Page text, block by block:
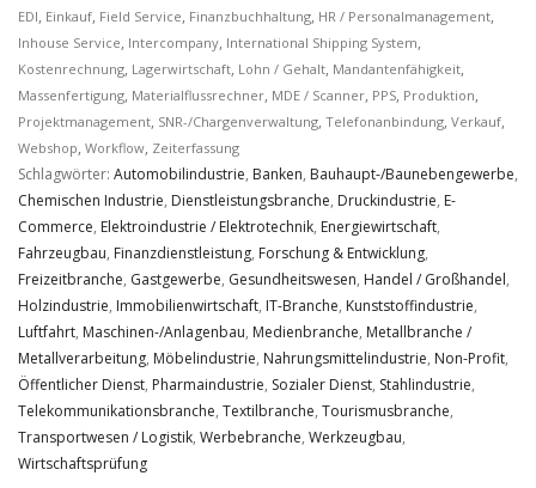
EDI, Einkauf, Field Service, Finanzbuchhaltung, HR / Personalmanagement,
Inhouse Service, Intercompany, International Shipping System,
Kostenrechnung, Lagerwirtschaft, Lohn / Gehalt, Mandantenfähigkeit,
Massenfertigung, Materialflussrechner, MDE / Scanner, PPS, Produktion,
Projektmanagement, SNR-/Chargenverwaltung, Telefonanbindung, Verkauf,
Webshop, Workflow, Zeiterfassung
Schlagwörter: Automobilindustrie, Banken, Bauhaupt-/Baunebengewerbe,
Chemischen Industrie, Dienstleistungsbranche, Druckindustrie, E-
Commerce, Elektroindustrie / Elektrotechnik, Energiewirtschaft,
Fahrzeugbau, Finanzdienstleistung, Forschung & Entwicklung,
Freizeitbranche, Gastgewerbe, Gesundheitswesen, Handel / Großhandel,
Holzindustrie, Immobilienwirtschaft, IT-Branche, Kunststoffindustrie,
Luftfahrt, Maschinen-/Anlagenbau, Medienbranche, Metallbranche /
Metallverarbeitung, Möbelindustrie, Nahrungsmittelindustrie, Non-Profit,
Öffentlicher Dienst, Pharmaindustrie, Sozialer Dienst, Stahlindustrie,
Telekommunikationsbranche, Textilbranche, Tourismusbranche,
Transportwesen / Logistik, Werbebranche, Werkzeugbau,
Wirtschaftsprüfung
anonymisierte
werden, um
Kenntnisse über
die
Websitenutzung
zu erhalten, zur
Verbesserung
unseres Angebots
technische
Probleme schnell
zu erkennen und
zu beheben.
Erfahrungen
Diese
Cookies
werden
benötigt,